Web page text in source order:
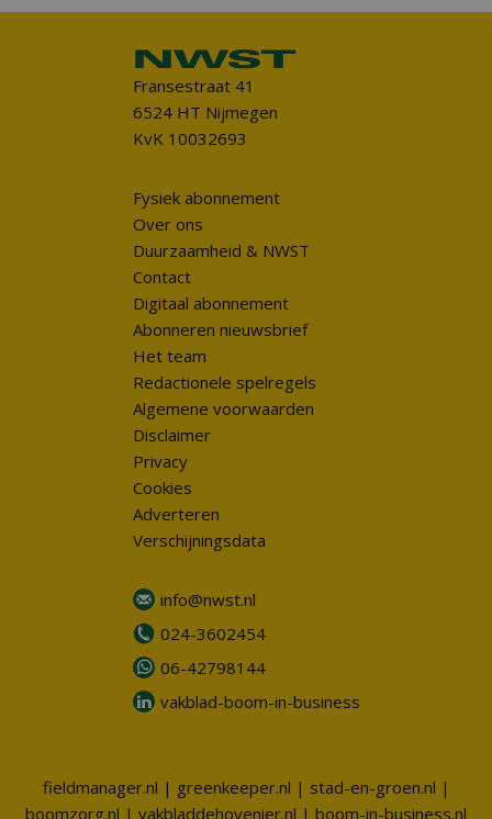
Fransestraat 41
6524 HT Nijmegen
KvK 10032693
Fysiek abonnement
Over ons
Duurzaamheid & NWST
Contact
Digitaal abonnement
Abonneren nieuwsbrief
Het team
Redactionele spelregels
Algemene voorwaarden
Disclaimer
Privacy
Cookies
Adverteren
Verschijningsdata
info@nwst.nl
024-3602454
06-42798144
vakblad-boom-in-business
fieldmanager.nl | greenkeeper.nl | stad-en-groen.nl |
boomzorg.nl | vakbladdehovenier.nl | boom-in-business.nl